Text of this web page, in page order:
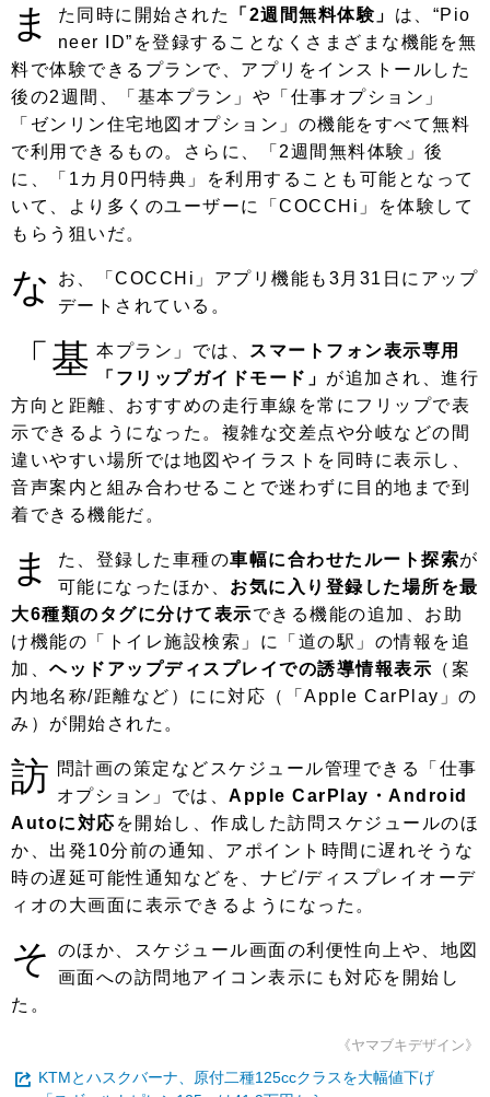
ま た同時に開始された 「2週間無料体験」 は、“Pio
neer ID”を登録することなくさまざまな機能を無
料で体験できるプランで、アプリをインストールした
後の2週間、「基本プラン」や「仕事オプション」
「ゼンリン住宅地図オプション」の機能をすべて無料
で利用できるもの。さらに、「2週間無料体験」後
に、「1カ月0円特典」を利用することも可能となって
いて、より多くのユーザーに「COCCHi」を体験して
もらう狙いだ。
な
お、「COCCHi」アプリ機能も3月31日にアップ
デートされている。
「基 本プラン」では、
スマートフォン表示専用
「フリップガイドモード」 が追加され、進行
方向と距離、おすすめの走行車線を常にフリップで表
示できるようになった。複雑な交差点や分岐などの間
違いやすい場所では地図やイラストを同時に表示し、
音声案内と組み合わせることで迷わずに目的地まで到
着できる機能だ。
ま た、登録した車種の車幅に合わせたルート探索が
可能になったほか、 お気に入り登録した場所を最
大6種類のタグに分けて表示できる機能の追加、お助
け機能の「トイレ施設検索」に「道の駅」の情報を追
加、 ヘッドアップディスプレイでの誘導情報表示 （案
内地名称/距離など）にに対応（「Apple CarPlay」の
み）が開始された。
訪 問計画の策定などスケジュール管理できる「仕事
オプション」では、 Apple CarPlay・Android
Autoに対応 を開始し、作成した訪問スケジュールのほ
か、出発10分前の通知、アポイント時間に遅れそうな
時の遅延可能性通知などを、ナビ/ディスプレイオーデ
ィオの大画面に表示できるようになった。
そ
のほか、スケジュール画面の利便性向上や、地図
画面への訪問地アイコン表示にも対応を開始し
た。
《ヤマブキデザイン》
KTMとハスクバーナ、原付二種125ccクラスを大幅値下げ